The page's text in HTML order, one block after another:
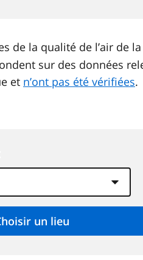
de la qualité de l’air de la
sur des données
et n’ont pas été vérifiées.